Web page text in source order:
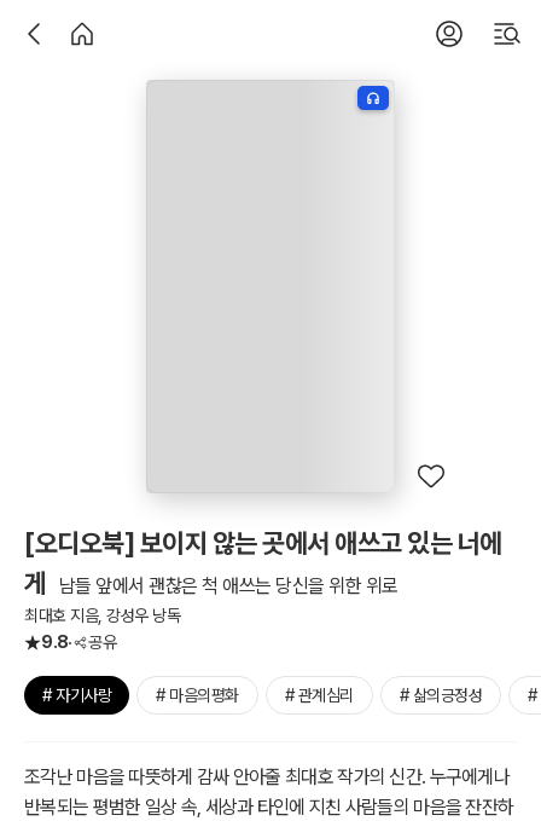
[오디오북] 보이지 않는 곳에서 애쓰고 있는 너에
게
남들 앞에서 괜찮은 척 애쓰는 당신을 위한 위로
최대호 지음, 강성우 낭독
9.8
공유
# 자기사랑 # 마음의평화 # 관계심리 # 삶의긍정성 #
조각난 마음을 따뜻하게 감싸 안아줄 최대호 작가의 신간. 누구에게나
반복되는 평범한 일상 속, 세상과 타인에 지친 사람들의 마음을 잔잔하